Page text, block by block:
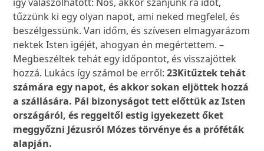
tűzzünk ki egy olyan napot, ami neked megfelel, és
beszélgessünk. Van időm, és szívesen elmagyarázom
nektek Isten igéjét, ahogyan én megértettem. –
Megbeszéltek tehát egy időpontot, és visszajöttek
hozzá. Lukács így számol be erről:23Kitűztek tehát
számára egy napot, és akkor sokan eljöttek hozzá
a szállására. Pál bizonyságot tett előttük az Isten
országáról, és reggeltől estig igyekezett őket
meggyőzni Jézusról Mózes törvénye és a próféták
alapján.